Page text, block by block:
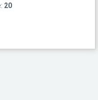
20